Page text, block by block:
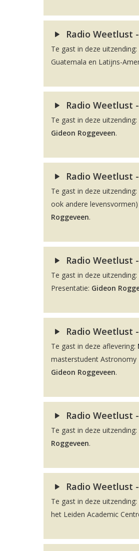
Radio Weetlust
Te gast in deze
Guatemala en Latijns-
Radio Weetlust
Te gast in deze
Gideon Roggeveen.
Radio Weetlust
Te gast in deze
ook andere
Roggeveen.
Radio Weetlust
Te gast in deze uitzending:
Presentatie: Gideon
Radio Weetlust
Te gast in deze aflevering:
masterstudent Astronomy
Gideon Roggeveen.
Radio Weetlust
Te gast in deze
Roggeveen.
Radio Weetlust
Te gast in deze uitzending:
het Leiden Academic